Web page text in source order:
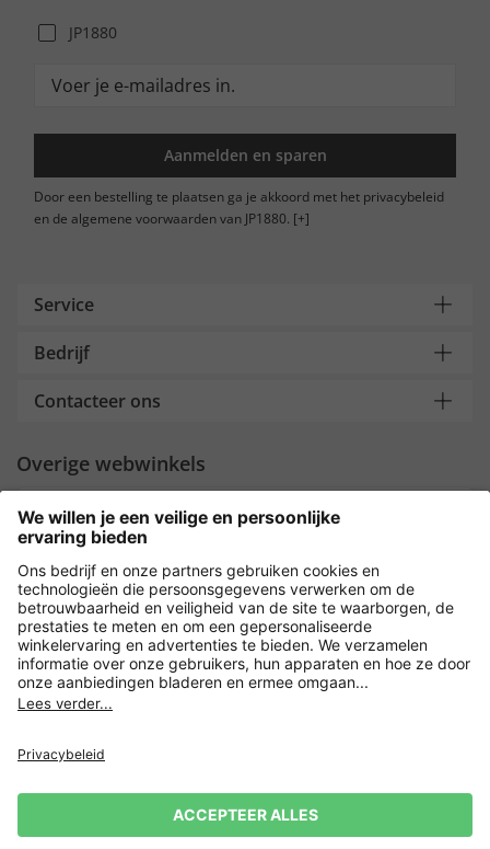
JP1880
Aanmelden en sparen
Door een bestelling te plaatsen ga je akkoord met het privacybeleid
en de algemene voorwaarden van JP1880. [+]
Service
Bedrijf
Contacteer ons
Overige webwinkels
Nederland
Payment and Delivery
Versleuteling met
Verkoopvoorwaarden
Leveringsvoorwaarden
Herroeping indienen
Impressum Cookie-instellingen